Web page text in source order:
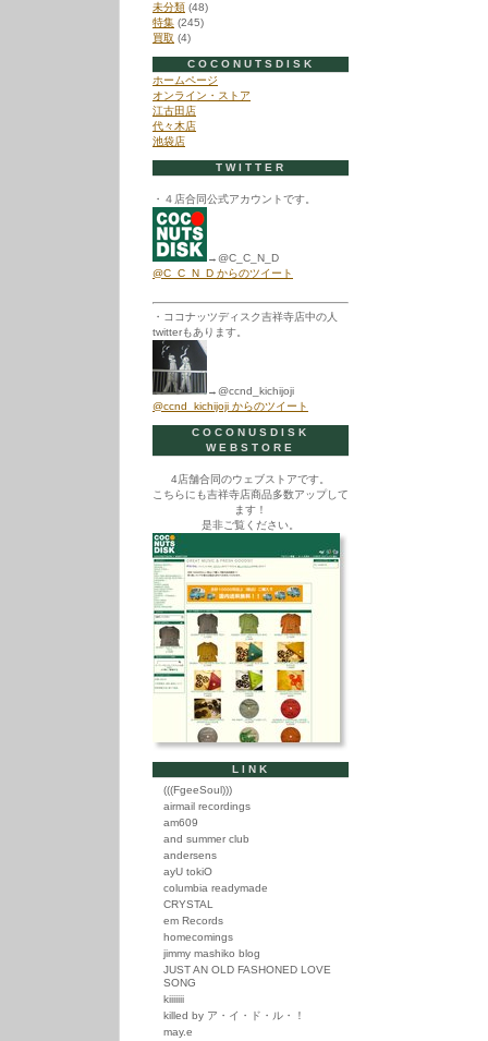
未分類 (48)
特集 (245)
買取 (4)
COCONUTSDISK
ホームページ
オンライン・ストア
江古田店
代々木店
池袋店
TWITTER
・４店合同公式アカウントです。
→@C_C_N_D
@C_C_N_D からのツイート
・ココナッツディスク吉祥寺店中の人
twitterもあります。
→@ccnd_kichijoji
@ccnd_kichijoji からのツイート
COCONUSDISK
WEBSTORE
4店舗合同のウェブストアです。
こちらにも吉祥寺店商品多数アップして
ます！
是非ご覧ください。
LINK
(((FgeeSoul)))
airmail recordings
am609
and summer club
andersens
ayU tokiO
columbia readymade
CRYSTAL
em Records
homecomings
jimmy mashiko blog
JUST AN OLD FASHONED LOVE
SONG
kiiiiiii
killed by ア・イ・ド・ル・！
may.e